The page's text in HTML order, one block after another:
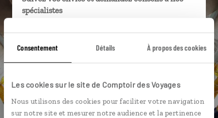
Consentement Détails À propos des cookies
Les cookies sur le site de Comptoir des Voyages
Nous utilisons des cookies pour faciliter votre navigation
sur notre site et mesurer notre audience et la pertinence
spécialistes
Ils sauront organiser votre itinéraire au plus
près de vos envies et de la réalité du pays.
Échangez en face à face ou depuis nos studios
téléphone.
Vous gardez le même interlocuteur avant,
pendant et après votre voyage.